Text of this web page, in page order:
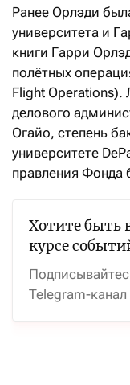
Ранее Орлэди
университета и
книги Гарри
полётных
Flight Operations).
делового
Огайо, степень
университете
правления Фонда
Хотите быть
курсе
Telegram-канал